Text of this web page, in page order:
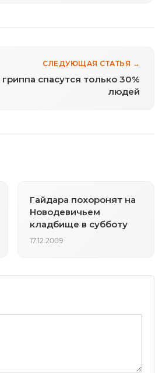
СЛЕДУЮЩАЯ СТАТЬЯ →
спасутся только 30%
людей
Гайдара похоронят на
Новодевичьем
кладбище в субботу
17.12.2009